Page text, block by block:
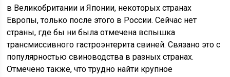
в Великобритании и Японии, некоторых странах
Европы, только после этого в России. Сейчас нет
страны, где бы ни была отмечена вспышка
трансмиссивного гастроэнтерита свиней. Связано это с
популярностью свиноводства в разных странах.
Отмечено также, что трудно найти крупное